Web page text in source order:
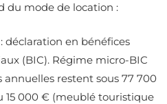
du mode de location :
: déclaration en bénéfices
(BIC). Régime micro-BIC
annuelles restent sous 77 700
15 000 € (meublé touristique